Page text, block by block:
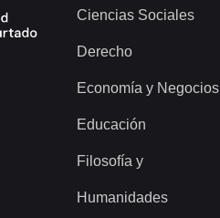
Ciencias Sociales
Derecho
Economía y Negocios
Educación
Filosofía y
Humanidades